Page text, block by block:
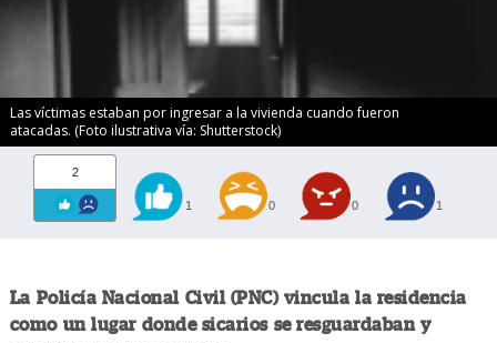
Las víctimas estaban por ingresar a la vivienda cuando fueron
atacadas. (Foto ilustrativa vía: Shutterstock)
2
1 0 0 1
La Policía Nacional Civil (PNC) vincula la residencia
como un lugar donde sicarios se resguardaban y